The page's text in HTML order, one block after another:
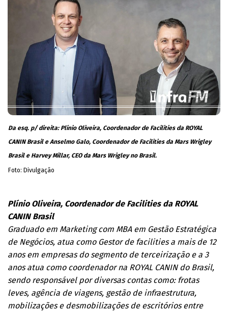
Da esq. p/ direita: Plínio Oliveira, Coordenador de Facilities da ROYAL
CANIN Brasil e Anselmo Galo, Coordenador de Facilities da Mars Wrigley
Brasil e Harvey Millar, CEO da Mars Wrigley no Brasil.
Foto: Divulgação
Plínio Oliveira, Coordenador de Facilities da ROYAL
CANIN Brasil
​Graduado em Marketing com MBA em Gestão Estratégica
de Negócios, atua como Gestor de facilities a mais de 12
anos em empresas do segmento de terceirização e a 3
anos atua como coordenador na ROYAL CANIN do Brasil,
sendo responsável por diversas contas como: frotas
leves, agência de viagens, gestão de infraestrutura,
mobilizações e desmobilizações de escritórios entre